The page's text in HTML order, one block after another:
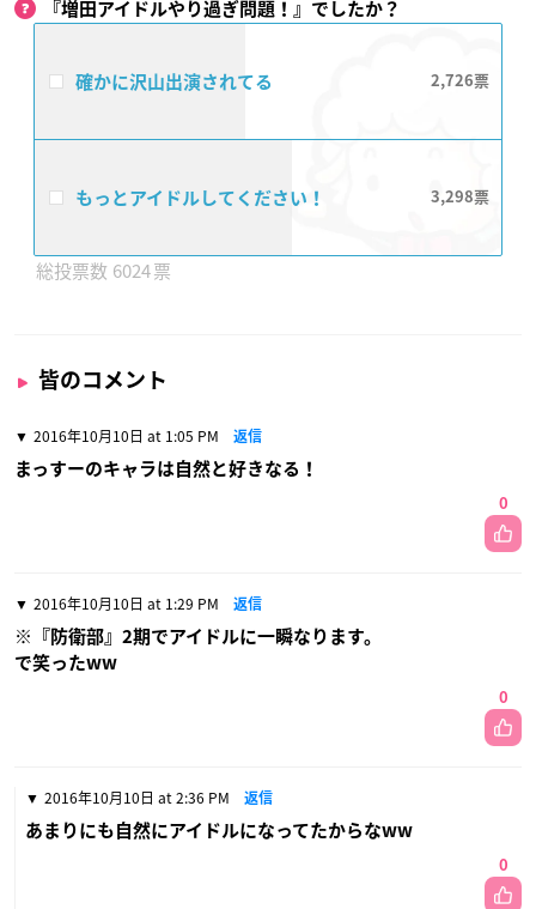
『増田アイドルやり過ぎ問題！』でしたか？
確かに沢山出演されてる 2,726
もっとアイドルしてください！ 3,298
6024
皆のコメント
2016年10月10日 at 1:05 PM 返信
まっすーのキャラは自然と好きなる！
0
2016年10月10日 at 1:29 PM 返信
※『防衛部』2期でアイドルに一瞬なります。
で笑ったww
0
2016年10月10日 at 2:36 PM 返信
あまりにも自然にアイドルになってたからなww
0